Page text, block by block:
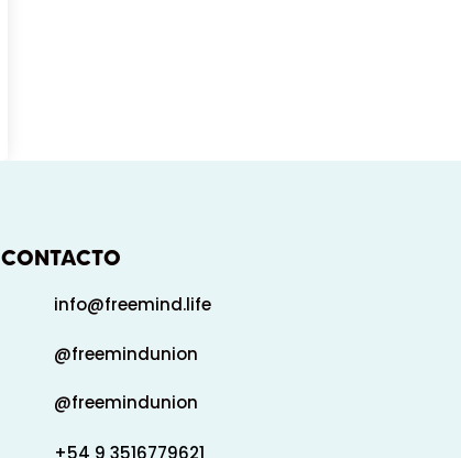
CONTACTO
info@freemind.life
@freemindunion
@freemindunion